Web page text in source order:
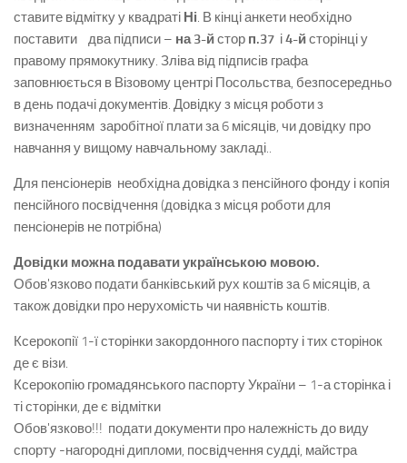
ставите відмітку у квадраті Ні. В кінці анкети необхідно
поставити два підписи – на 3-йстор п.37 і4-йсторінці у
правому прямокутнику. Зліва від підписів графа
заповнюється в Візовому центрі Посольства, безпосередньо
в день подачі документів. Довідку з місця роботи з
визначенням заробітної плати за 6 місяців, чи довідку про
навчання у вищому навчальному закладі..
Для пенсіонерів необхідна довідка з пенсійного фонду і копія
пенсійного посвідчення (довідка з місця роботи для
пенсіонерів не потрібна)
Довідки можна подавати українською мовою.
Обов'язково подати банківський рух коштів за 6 місяців, а
також довідки про нерухомість чи наявність коштів.
Ксерокопії 1-ї сторінки закордонного паспорту і тих сторінок
де є візи.
Ксерокопію громадянського паспорту України – 1-а сторінка і
ті сторінки, де є відмітки
Обов'язково!!! подати документи про належність до виду
спорту -нагородні дипломи, посвідчення судді, майстра